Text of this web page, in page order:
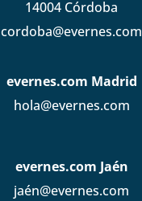
14004 Córdoba
cordoba@evernes.com
evernes.com Madrid
hola@evernes.com
evernes.com Jaén
jaén@evernes.com